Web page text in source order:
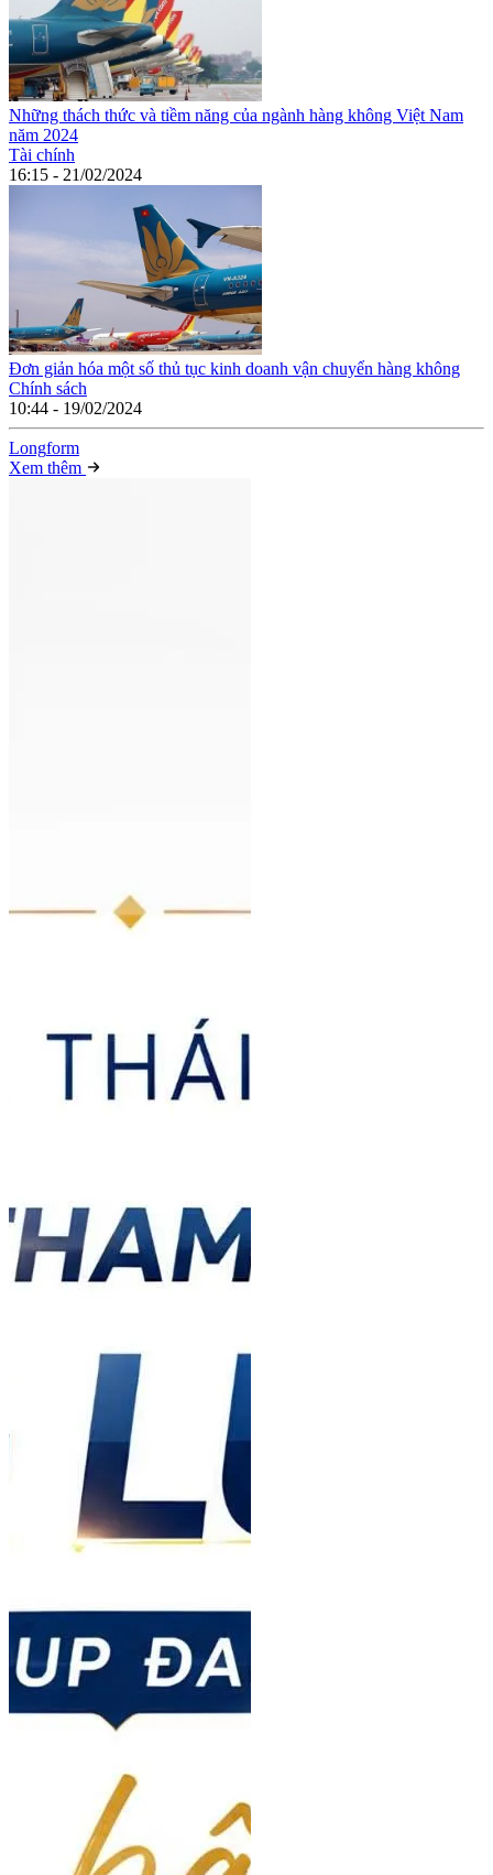
Những thách thức và tiềm năng của ngành hàng không Việt Nam
năm 2024
Tài chính
16:15 - 21/02/2024
Đơn giản hóa một số thủ tục kinh doanh vận chuyển hàng không
Chính sách
10:44 - 19/02/2024
Longform
Xem thêm